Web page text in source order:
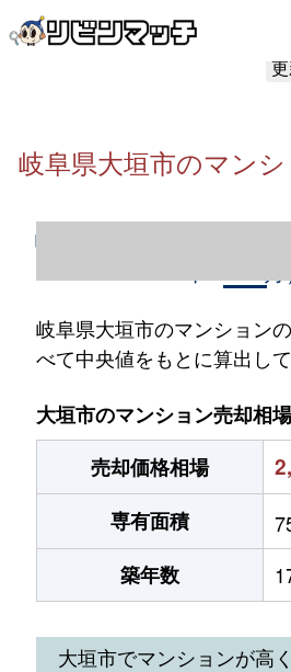
岐阜県大垣市のマン
岐阜県大垣市のマンショ
岐阜県大垣市のマンション
べて中央値をもとに算出して
大垣市のマンション売却相場
売却価格相場
専有面積
築年数
大垣市でマンションが高